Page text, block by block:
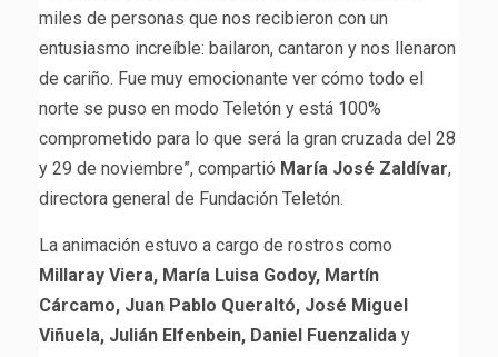
miles de personas que nos recibieron con un
entusiasmo increíble: bailaron, cantaron y nos llenaron
de cariño. Fue muy emocionante ver cómo todo el
norte se puso en modo Teletón y está 100%
comprometido para lo que será la gran cruzada del 28
y 29 de noviembre”, compartió María José Zaldívar,
directora general de Fundación Teletón.
La animación estuvo a cargo de rostros como
Millaray Viera, María Luisa Godoy, Martín
Cárcamo, Juan Pablo Queraltó, José Miguel
Viñuela, Julián Elfenbein, Daniel Fuenzalida y